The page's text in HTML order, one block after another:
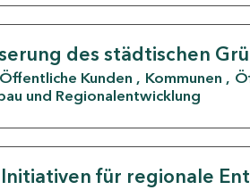
des städtischen
Öffentliche Kunden Kommunen
und Regionalentwicklung
für regionale